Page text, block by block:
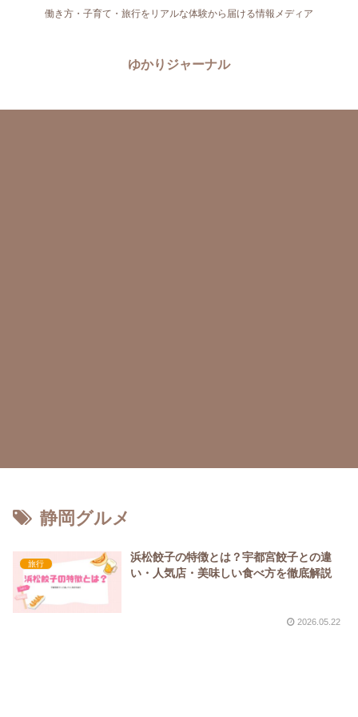
働き方・子育て・旅行をリアルな体験から届ける情報メディア
ゆかりジャーナル
静岡グルメ
旅行
浜松餃子の特徴とは？宇都宮餃子との違
い・人気店・美味しい食べ方を徹底解説
2026.05.22